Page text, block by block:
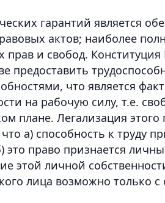
гарантий является
актов; наиболее
прав и свобод.
предоставить
что является
на рабочую силу, т.е.
плане. Легализация
а) способность к труду
это право признается
этой личной
лица возможно только с